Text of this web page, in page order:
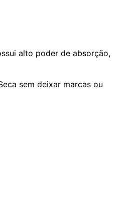
alto poder de absorção,
sem deixar marcas ou